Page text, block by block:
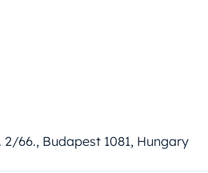
66., Budapest 1081, Hungary